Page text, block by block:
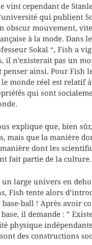
vint cependant de
qui publient
obscur mouvement,
à la mode. Dans
Sokal “, Fish a
il n’existerait pas un
ainsi. Pour Fish
monde réel est relatif
qui sont
explique que, bien
mais que la manière
dont les
fait partie de la culture.
large univers en
Fish tente alors
ball ! Après avoir
il demande : ”
physique
des constructions